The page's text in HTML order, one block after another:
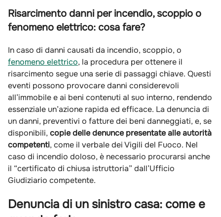
Risarcimento danni per incendio, scoppio o
fenomeno elettrico: cosa fare?
In caso di danni causati da incendio, scoppio, o
fenomeno elettrico, la procedura per ottenere il
risarcimento segue una serie di passaggi chiave. Questi
eventi possono provocare danni considerevoli
all’immobile e ai beni contenuti al suo interno, rendendo
essenziale un’azione rapida ed efficace. La denuncia di
un danni, preventivi o fatture dei beni danneggiati, e, se
disponibili, copie delle denunce presentate alle autorità
competenti, come il verbale dei Vigili del Fuoco. Nel
caso di incendio doloso, è necessario procurarsi anche
il “certificato di chiusa istruttoria” dall’Ufficio
Giudiziario competente.
Denuncia di un sinistro casa: come e